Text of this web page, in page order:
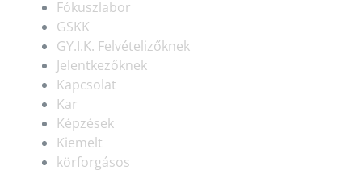
Fókuszlabor
GSKK
GY.I.K. Felvételizőknek
Jelentkezőknek
Kapcsolat
Kar
Képzések
Kiemelt
körforgásos